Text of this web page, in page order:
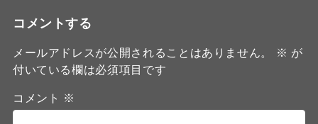
コメントする
メールアドレスが公開されることはありません。 ※ が
付いている欄は必須項目です
コメント ※